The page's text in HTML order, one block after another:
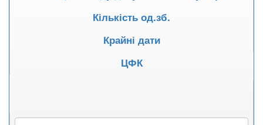
Кількість од.зб.
Крайні дати
ЦФК